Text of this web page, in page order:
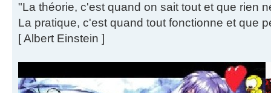
"La théorie, c'est quand on sait tout et que rien
La pratique, c'est quand tout fonctionne et que
[ Albert Einstein ]